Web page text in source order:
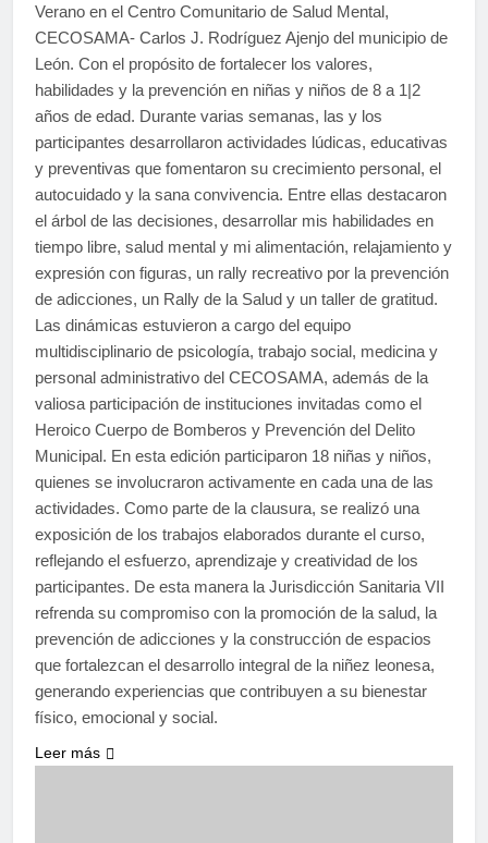
Verano en el Centro Comunitario de Salud Mental,
CECOSAMA- Carlos J. Rodríguez Ajenjo del municipio de
León. Con el propósito de fortalecer los valores,
habilidades y la prevención en niñas y niños de 8 a 1|2
años de edad. Durante varias semanas, las y los
participantes desarrollaron actividades lúdicas, educativas
y preventivas que fomentaron su crecimiento personal, el
autocuidado y la sana convivencia. Entre ellas destacaron
el árbol de las decisiones, desarrollar mis habilidades en
tiempo libre, salud mental y mi alimentación, relajamiento y
expresión con figuras, un rally recreativo por la prevención
de adicciones, un Rally de la Salud y un taller de gratitud.
Las dinámicas estuvieron a cargo del equipo
multidisciplinario de psicología, trabajo social, medicina y
personal administrativo del CECOSAMA, además de la
valiosa participación de instituciones invitadas como el
Heroico Cuerpo de Bomberos y Prevención del Delito
Municipal. En esta edición participaron 18 niñas y niños,
quienes se involucraron activamente en cada una de las
actividades. Como parte de la clausura, se realizó una
exposición de los trabajos elaborados durante el curso,
reflejando el esfuerzo, aprendizaje y creatividad de los
participantes. De esta manera la Jurisdicción Sanitaria VII
refrenda su compromiso con la promoción de la salud, la
prevención de adicciones y la construcción de espacios
que fortalezcan el desarrollo integral de la niñez leonesa,
generando experiencias que contribuyen a su bienestar
físico, emocional y social.
Leer más